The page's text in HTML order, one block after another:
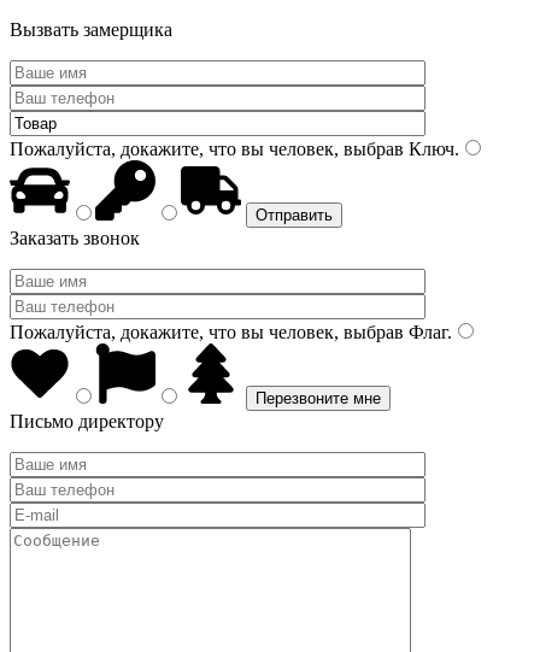
Вызвать замерщика
Пожалуйста, докажите, что вы человек, выбрав Ключ.
Заказать звонок
Пожалуйста, докажите, что вы человек, выбрав Флаг.
Письмо директору